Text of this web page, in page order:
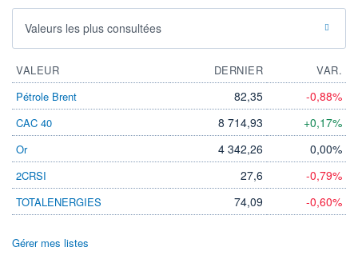
0,0000 0,0000
VOLUME
0 0,00%
VALORISATION
LIMITE À LA
BAISSE
0,0000
LIMITE À LA
0,0000
- -
DERNIER
ÉCHANGE
01.07.26 / 15:35:33
ÉLIGIBILITÉ
Non éligible
Valeurs les plus consultées
VALEUR DERNIER
VAR.
Pétrole Brent
82,35 -0,88%
CAC 40 8 714,93 +0,17%
Or 4 342,26 0,00%
2CRSI 27,6 -0,79%
TOTALENERGIES 74,09 -0,60%
Gérer mes listes